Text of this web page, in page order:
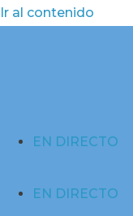
Ir al contenido
EN DIRECTO
EN DIRECTO